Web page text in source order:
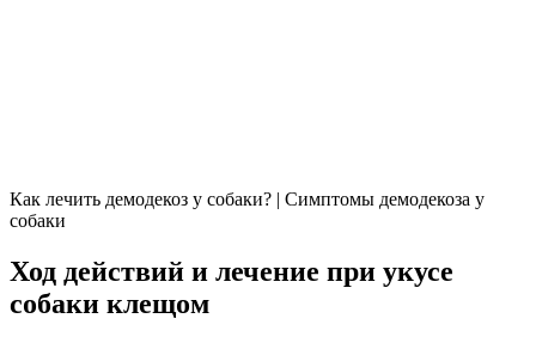
Как лечить демодекоз у собаки? | Симптомы демодекоза у
собаки
Ход действий и лечение при укусе
собаки клещом